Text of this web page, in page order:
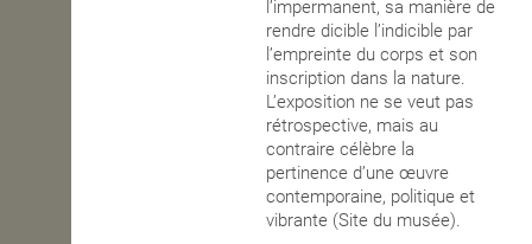
l’impermanent, sa manière de
rendre dicible l’indicible par
l’empreinte du corps et son
inscription dans la nature.
L’exposition ne se veut pas
rétrospective, mais au
contraire célèbre la
pertinence d’une œuvre
contemporaine, politique et
vibrante (Site du musée).